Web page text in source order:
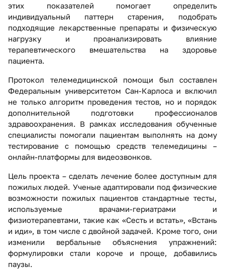
этих показателей помогает определить
индивидуальный паттерн старения, подобрать
подходящие лекарственные препараты и физическую
нагрузку и проанализировать влияние
терапевтического вмешательства на здоровье
пациента.
Протокол телемедицинской помощи был составлен
Федеральным университетом Сан-Карлоса и включил
не только алгоритм проведения тестов, но и порядок
дополнительной подготовки профессионалов
здравоохранения. В рамках исследования обученные
специалисты помогали пациентам выполнять на дому
тестирование с помощью средств телемедицины –
онлайн-платформы для видеозвонков.
Цель проекта – сделать лечение более доступным для
пожилых людей. Ученые адаптировали под физические
возможности пожилых пациентов стандартные тесты,
используемые врачами-гериатрами и
физиотерапевтами, такие как «Сесть и встать», «Встань
и иди», в том числе с двойной задачей. Кроме того, они
изменили вербальные объяснения упражнений:
формулировки стали короче и проще, добавились
паузы.